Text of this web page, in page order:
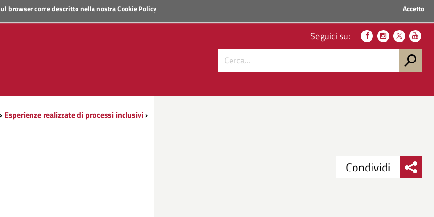
browser come descritto nella nostraCookie Policy Accetto
Seguici su:
› Esperienze realizzate di processi inclusivi›
Condividi